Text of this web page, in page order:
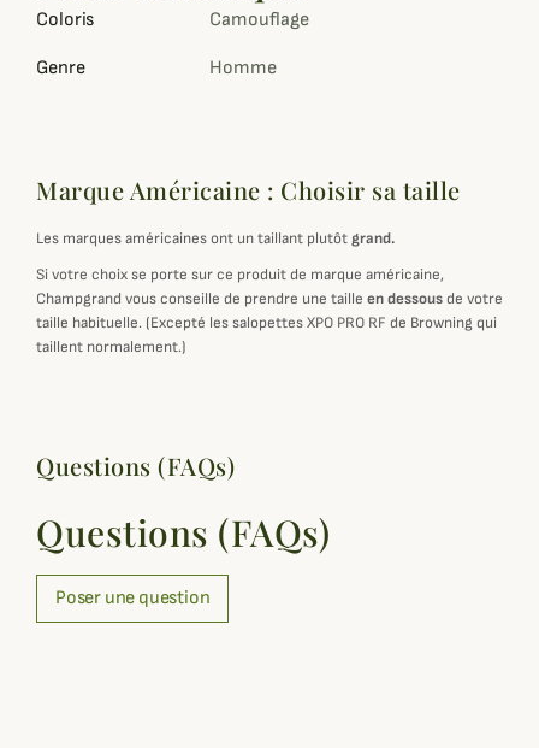
Coloris Camouflage
Genre Homme
Marque Américaine : Choisir sa taille
Les marques américaines ont un taillant plutôt grand.
Si votre choix se porte sur ce produit de marque américaine,
Champgrand vous conseille de prendre une taille en dessousde votre
taille habituelle. (Excepté les salopettes XPO PRO RF de Browning qui
taillent normalement.)
Questions (FAQs)
Questions (FAQs)
Poser une question